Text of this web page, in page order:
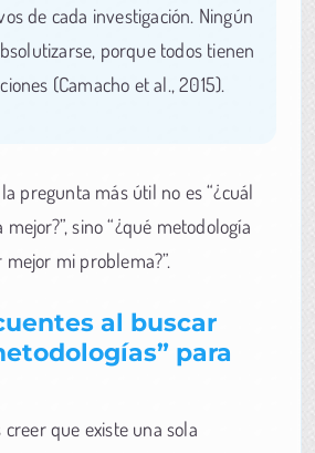
de cada investigación. Ningún
porque todos tienen
(Camacho et al., 2015).
pregunta más útil no es “¿cuál
sino “¿qué metodología
mi problema?”.
al buscar
para
que existe una sola